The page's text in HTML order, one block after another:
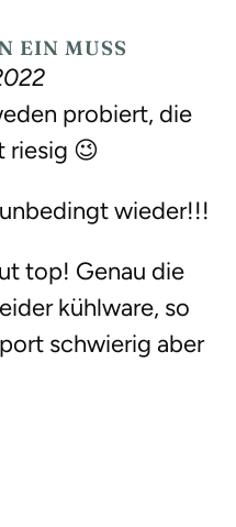
EIN MUSS
probiert, die
riesig 😉
wieder!!!
top! Genau die
kühlware, so
schwierig aber